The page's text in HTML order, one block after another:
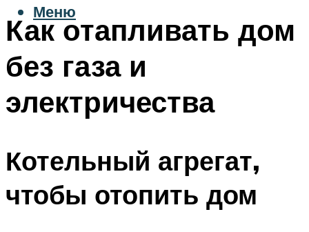
Меню
Как отапливать дом
без газа и
электричества
Котельный агрегат,
чтобы отопить дом